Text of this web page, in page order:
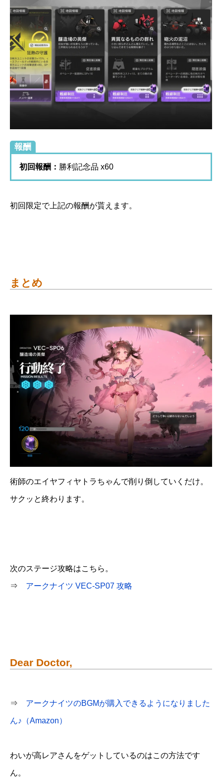
報酬
初回報酬： 勝利記念品 x60
初回限定で上記の報酬が貰えます。
まとめ
術師のエイヤフィヤトラちゃんで削り倒していくだけ。
サクッと終わります。
次のステージ攻略はこちら。
⇒ アークナイツ VEC-SP07 攻略
Dear Doctor,
⇒ アークナイツのBGMが購入できるようになりました
ん♪（Amazon）
わいが高レアさんをゲットしているのはこの方法です
ん。